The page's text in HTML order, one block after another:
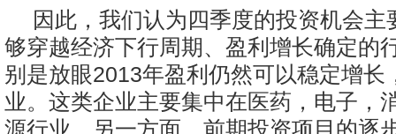
因此，我们认为四季度的投资机会主
够穿越经济下行周期、盈利增长确定的
别是放眼2013年盈利仍然可以稳定增长
业。这类企业主要集中在医药，电子，
源行业。另一方面，前期投资项目的逐